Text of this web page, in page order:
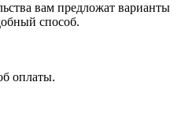
вам предложат варианты
способ.
оплаты.